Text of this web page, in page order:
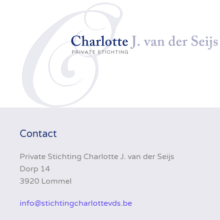
Skip to main content
Contact
Private Stichting Charlotte J. van der Seijs
Dorp 14
3920 Lommel
info@stichtingcharlottevds.be